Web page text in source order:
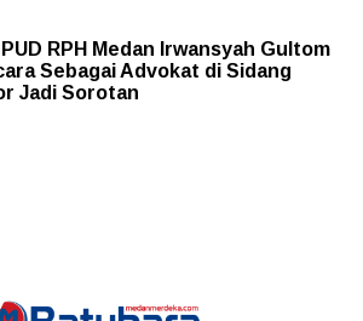
RPH Medan Irwansyah Gultom
Sebagai Advokat di Sidang
Jadi Sorotan